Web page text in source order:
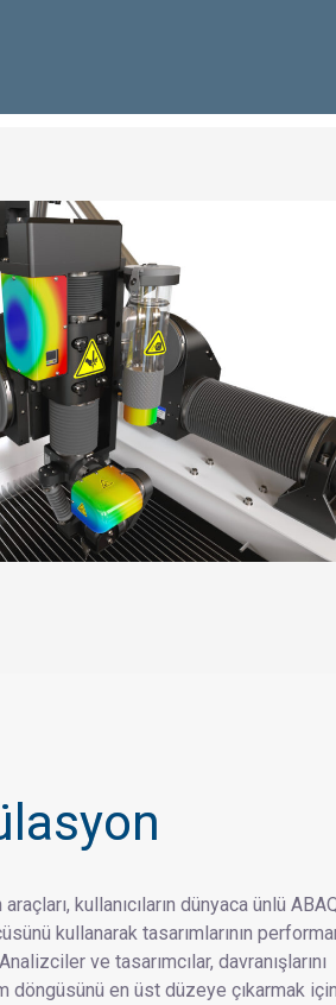
kullanıcıların dünyaca ünlü
kullanarak tasarımlarının
ve tasarımcılar, davranışlarını
döngüsünü en üst düzeye çıkarmak için